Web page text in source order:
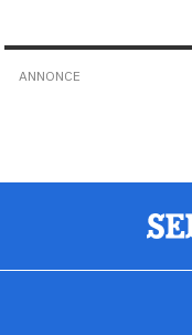
ANNONCE